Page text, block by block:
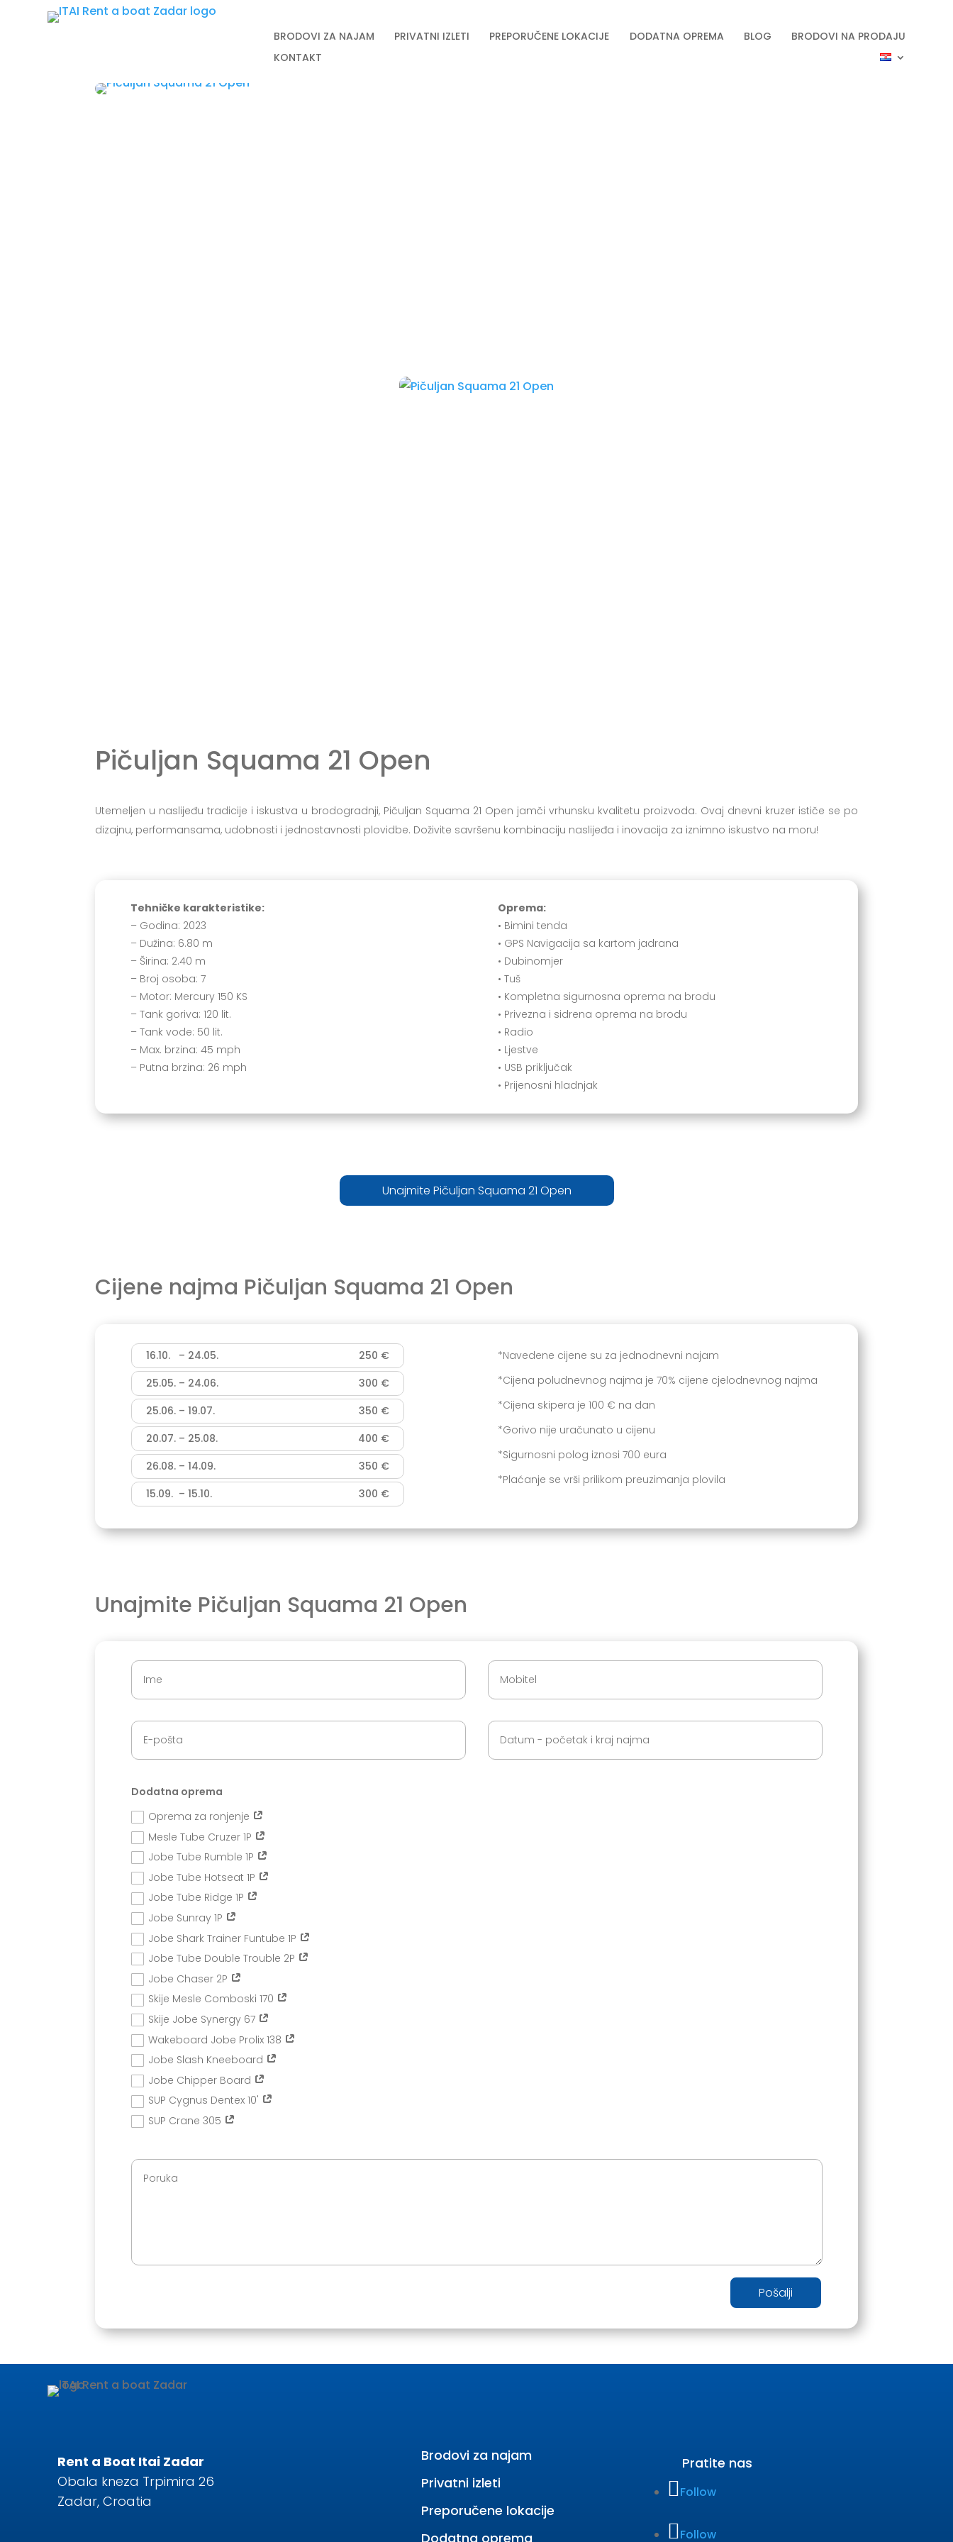
BRODOVI ZA NAJAM PRIVATNI IZLETI PREPORUČENE LOKACIJE DODATNA OPREMA BLOG
BRODOVI NA PRODAJU
KONTAKT
Pičuljan Squama 21 Open
Utemeljen u naslijeđu tradicije i iskustva u brodogradnji, Pičuljan Squama 21 Open jamči vrhunsku kvalitetu proizvoda. Ovaj dnevni kruzer ističe se po
dizajnu, performansama, udobnosti i jednostavnosti plovidbe. Doživite savršenu kombinaciju naslijeđa i inovacija za iznimno iskustvo na moru!
Tehničke karakteristike:
– Godina: 2023
– Dužina: 6.80 m
– Širina: 2.40 m
– Broj osoba: 7
– Motor: Mercury 150 KS
– Tank goriva: 120 lit.
– Tank vode: 50 lit.
– Max. brzina: 45 mph
– Putna brzina: 26 mph
Oprema:
• Bimini tenda
• GPS Navigacija sa kartom jadrana
• Dubinomjer
• Tuš
• Kompletna sigurnosna oprema na brodu
• Privezna i sidrena oprema na brodu
• Radio
• Ljestve
• USB priključak
• Prijenosni hladnjak
Unajmite Pičuljan Squama 21 Open
Cijene najma Pičuljan Squama 21 Open
16.10. – 24.05.
250 €
25.05. – 24.06.
300 €
25.06. – 19.07.
350 €
20.07. – 25.08.
400 €
26.08. – 14.09.
350 €
15.09. – 15.10.
300 €
*Navedene cijene su za jednodnevni najam
*Cijena poludnevnog najma je 70% cijene cjelodnevnog najma
*Cijena skipera je 100 € na dan
*Gorivo nije uračunato u cijenu
*Sigurnosni polog iznosi 700 eura
*Plaćanje se vrši prilikom preuzimanja plovila
Unajmite Pičuljan Squama 21 Open
Dodatna oprema
Oprema za ronjenje
Mesle Tube Cruzer 1P
Jobe Tube Rumble 1P
Jobe Tube Hotseat 1P
Jobe Tube Ridge 1P
Jobe Sunray 1P
Jobe Shark Trainer Funtube 1P
Jobe Tube Double Trouble 2P
Jobe Chaser 2P
Skije Mesle Comboski 170
Skije Jobe Synergy 67
Wakeboard Jobe Prolix 138
Jobe Slash Kneeboard
Jobe Chipper Board
SUP Cygnus Dentex 10'
SUP Crane 305
Pošalji
Rent a Boat Itai Zadar
Obala kneza Trpimira 26
Zadar, Croatia
Brodovi za najam
Privatni izleti
Preporučene lokacije
Dodatna oprema
Pratite nas
Follow
Follow